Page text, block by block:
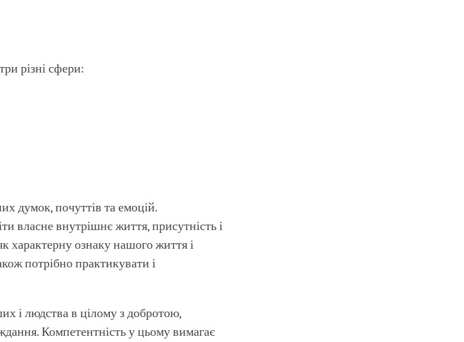
різні сфери:
думок, почуттів та емоцій.
власне внутрішнє життя, присутність і
характерну ознаку нашого життя і
потрібно практикувати і
і людства в цілому з добротою,
Компетентність у цьому вимагає